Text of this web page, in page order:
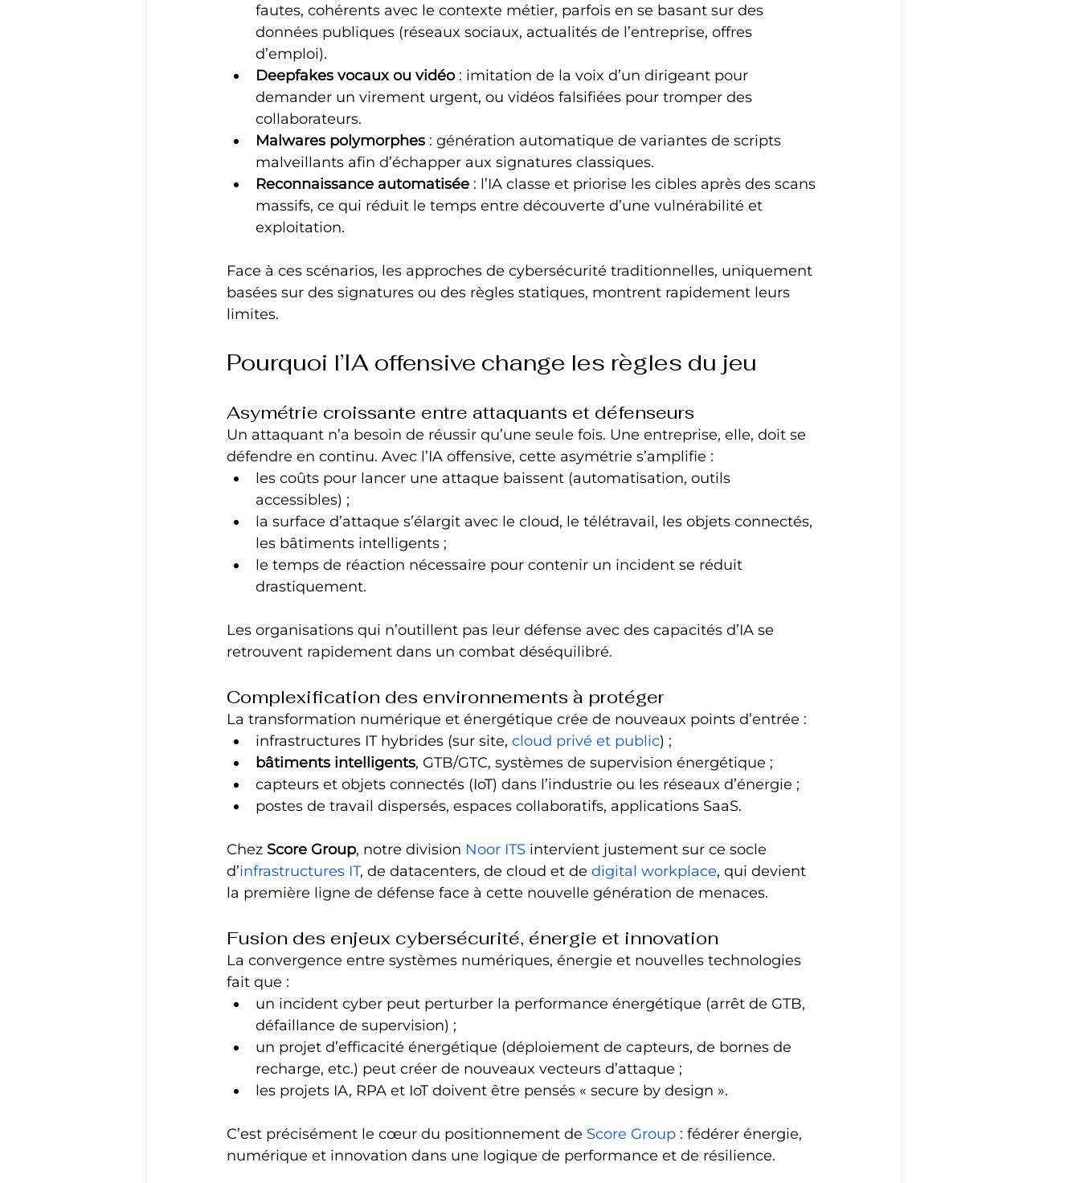
fautes, cohérents avec le contexte métier, parfois en se basant sur des
données publiques (réseaux sociaux, actualités de l’entreprise, offres
d’emploi).
Deepfakes vocaux ou vidéo : imitation de la voix d’un dirigeant pour
demander un virement urgent, ou vidéos falsifiées pour tromper des
collaborateurs.
Malwares polymorphes : génération automatique de variantes de scripts
malveillants afin d’échapper aux signatures classiques.
Reconnaissance automatisée : l’IA classe et priorise les cibles après des scans
massifs, ce qui réduit le temps entre découverte d’une vulnérabilité et
exploitation.
Face à ces scénarios, les approches de cybersécurité traditionnelles, uniquement
basées sur des signatures ou des règles statiques, montrent rapidement leurs
limites.
Pourquoi l’IA offensive change les règles du jeu
Asymétrie croissante entre attaquants et défenseurs
Un attaquant n’a besoin de réussir qu’une seule fois. Une entreprise, elle, doit se
défendre en continu. Avec l’IA offensive, cette asymétrie s’amplifie :
les coûts pour lancer une attaque baissent (automatisation, outils
accessibles) ;
la surface d’attaque s’élargit avec le cloud, le télétravail, les objets connectés,
les bâtiments intelligents ;
le temps de réaction nécessaire pour contenir un incident se réduit
drastiquement.
Les organisations qui n’outillent pas leur défense avec des capacités d’IA se
retrouvent rapidement dans un combat déséquilibré.
Complexification des environnements à protéger
La transformation numérique et énergétique crée de nouveaux points d’entrée :
infrastructures IT hybrides (sur site, cloud privé et public) ;
bâtiments intelligents, GTB/GTC, systèmes de supervision énergétique ;
capteurs et objets connectés (IoT) dans l’industrie ou les réseaux d’énergie ;
postes de travail dispersés, espaces collaboratifs, applications SaaS.
Chez Score Group, notre division Noor ITS intervient justement sur ce socle
d’infrastructures IT, de datacenters, de cloud et de digital workplace, qui devient
la première ligne de défense face à cette nouvelle génération de menaces.
Fusion des enjeux cybersécurité, énergie et innovation
La convergence entre systèmes numériques, énergie et nouvelles technologies
fait que :
un incident cyber peut perturber la performance énergétique (arrêt de GTB,
défaillance de supervision) ;
un projet d’efficacité énergétique (déploiement de capteurs, de bornes de
recharge, etc.) peut créer de nouveaux vecteurs d’attaque ;
les projets IA, RPA et IoT doivent être pensés « secure by design ».
C’est précisément le cœur du positionnement de Score Group : fédérer énergie,
numérique et innovation dans une logique de performance et de résilience.